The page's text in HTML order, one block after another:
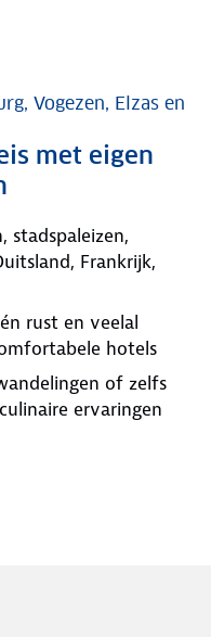
Vogezen, Elzas en
met eigen
stadspaleizen,
Frankrijk,
rust en veelal
hotels
of zelfs
ervaringen